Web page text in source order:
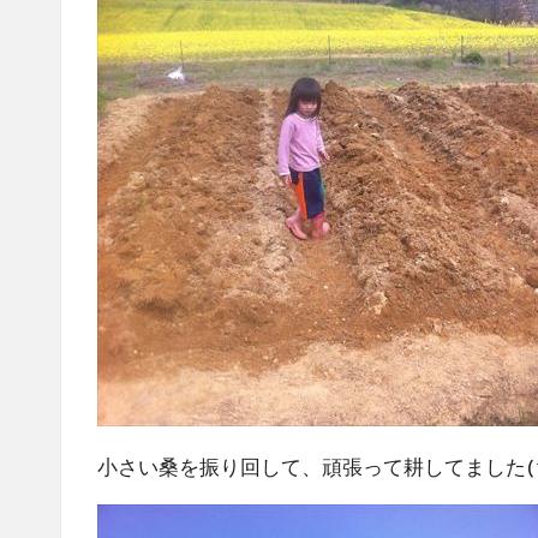
小さい桑を振り回して、頑張って耕してました